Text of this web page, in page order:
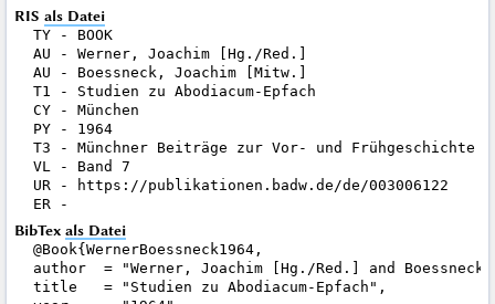
RIS als Datei
TY - BOOK
AU - Werner, Joachim [Hg./Red.]
AU - Boessneck, Joachim [Mitw.]
T1 - Studien zu Abodiacum-Epfach
CY - München
PY - 1964
T3 - Münchner Beiträge zur Vor- und Frühgeschichte
VL - Band 7
UR - https://publikationen.badw.de/de/003006122
BibTex als Datei
@Book{WernerBoessneck1964,
author  = "Werner, Joachim [Hg./Red.] and
title   = "Studien zu Abodiacum-Epfach",